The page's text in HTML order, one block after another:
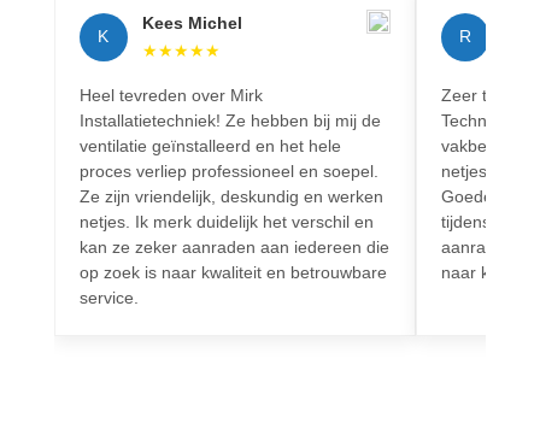
K
Kees Michel
★★★★★
Heel tevreden over Mirk
Installatietechniek! Ze hebben bij mij de
ventilatie geïnstalleerd en het hele
proces verliep professioneel en soepel.
Ze zijn vriendelijk, deskundig en werken
netjes. Ik merk duidelijk het verschil en
kan ze zeker aanraden aan iedereen die
op zoek is naar kwaliteit en betrouwbare
service.
R
Zeer
Techniek!
netjes en
Goede
tijdens het
aanrader
naar